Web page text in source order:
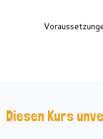
Diesen Kurs